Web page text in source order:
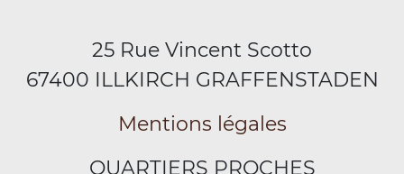
25 Rue Vincent Scotto
67400 ILLKIRCH GRAFFENSTADEN
Mentions légales
QUARTIERS PROCHES